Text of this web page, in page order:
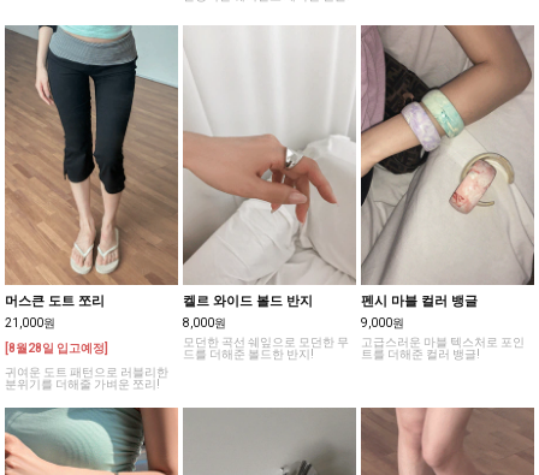
머스큰 도트 쪼리
21,000원
[8월28일 입고예정]
귀여운 도트 패턴으로 러블리한
분위기를 더해줄 가벼운 쪼리!
켈르 와이드 볼드 반지
8,000원
모던한 곡선 쉐잎으로 모던한 무
드를 더해준 볼드한 반지!
펜시 마블 컬러 뱅글
9,000원
고급스러운 마블 텍스처로 포인
트를 더해준 컬러 뱅글!